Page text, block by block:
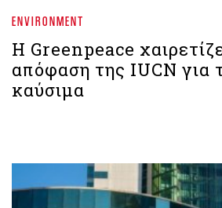
ENVIRONMENT
Η Greenpeace
απόφαση της IUCN για
καύσιμα